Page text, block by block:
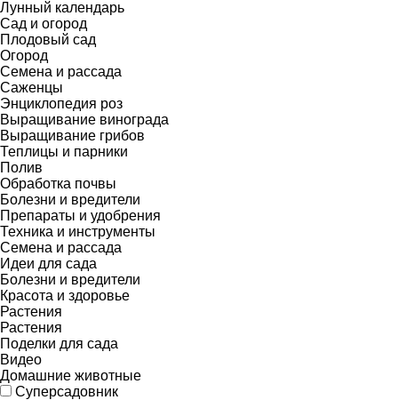
Лунный календарь
Сад и огород
Плодовый сад
Огород
Семена и рассада
Саженцы
Энциклопедия роз
Выращивание винограда
Выращивание грибов
Теплицы и парники
Полив
Обработка почвы
Болезни и вредители
Препараты и удобрения
Техника и инструменты
Семена и рассада
Идеи для сада
Болезни и вредители
Красота и здоровье
Растения
Растения
Поделки для сада
Видео
Домашние животные
Суперсадовник